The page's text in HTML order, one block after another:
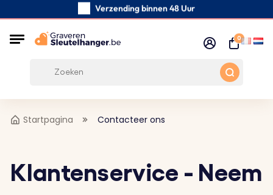
Verzending binnen 48 Uur
Klanten Beoordelingen:
0
Startpagina Contacteer ons
Klantenservice - Neem